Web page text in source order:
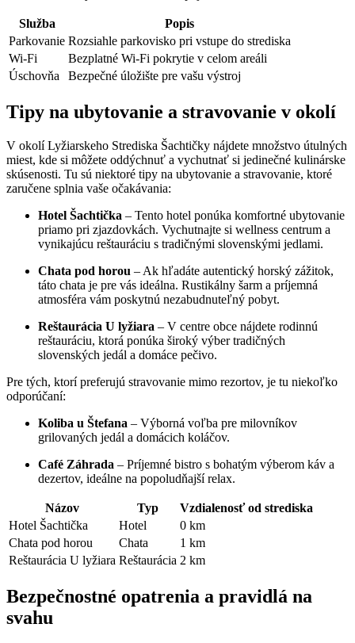
Služba
Popis
Parkovanie Rozsiahle parkovisko pri vstupe do strediska
Wi-Fi
Bezplatné Wi-Fi pokrytie v celom areáli
Úschovňa
Bezpečné úložište pre vašu výstroj
Tipy na ubytovanie a stravovanie v okolí
V okolí Lyžiarskeho Strediska Šachtičky nájdete množstvo útulných
miest, kde si môžete oddýchnuť a vychutnať si jedinečné kulinárske
skúsenosti. Tu sú niektoré tipy na ubytovanie a stravovanie, ktoré
zaručene splnia vaše očakávania:
Hotel Šachtička – Tento hotel ponúka komfortné ubytovanie
priamo pri zjazdovkách. Vychutnajte si wellness centrum a
vynikajúcu reštauráciu s tradičnými slovenskými jedlami.
Chata pod horou – Ak hľadáte autentický horský zážitok,
táto chata je pre vás ideálna. Rustikálny šarm a príjemná
atmosféra vám poskytnú nezabudnuteľný pobyt.
Reštaurácia U lyžiara – V centre obce nájdete rodinnú
reštauráciu, ktorá ponúka široký výber tradičných
slovenských jedál a domáce pečivo.
Pre tých, ktorí preferujú stravovanie mimo rezortov, je tu niekoľko
odporúčaní:
Koliba u Štefana – Výborná voľba pre milovníkov
grilovaných jedál a domácich koláčov.
Café Záhrada – Príjemné bistro s bohatým výberom káv a
dezertov, ideálne na popoludňajší relax.
Názov Typ
Vzdialenosť od strediska
Hotel Šachtička
Hotel
0 km
Chata pod horou
Chata
1 km
Reštaurácia U lyžiara Reštaurácia 2 km
Bezpečnostné opatrenia a pravidlá na
svahu